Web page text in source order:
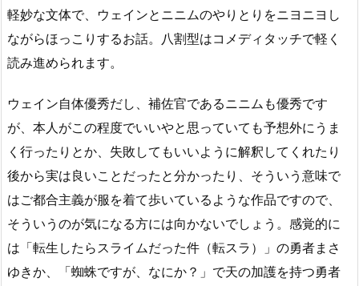
軽妙な文体で、ウェインとニニムのやりとりをニヨニヨし
ながらほっこりするお話。八割型はコメディタッチで軽く
読み進められます。
ウェイン自体優秀だし、補佐官であるニニムも優秀です
が、本人がこの程度でいいやと思っていても予想外にうま
く行ったりとか、失敗してもいいように解釈してくれたり
後から実は良いことだったと分かったり、そういう意味で
はご都合主義が服を着て歩いているような作品ですので、
そういうのが気になる方には向かないでしょう。感覚的に
は「転生したらスライムだった件（転スラ）」の勇者まさ
ゆきか、「蜘蛛ですが、なにか？」で天の加護を持つ勇者